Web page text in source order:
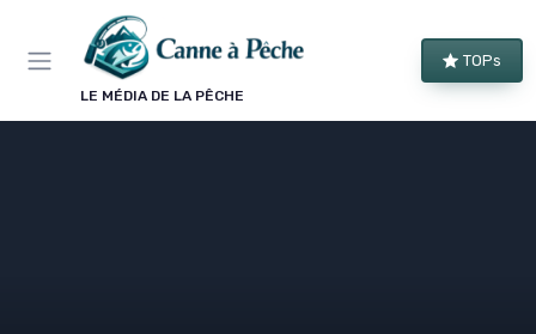
LE MÉDIA DE LA PÊCHE
TOPs
Panneau de gestion des cookies